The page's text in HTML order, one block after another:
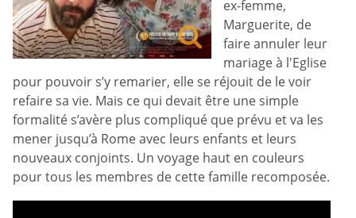
ex-femme,
Marguerite, de
faire annuler leur
mariage à l'Eglise
pour pouvoir s’y remarier, elle se réjouit de le voir
refaire sa vie. Mais ce qui devait être une simple
formalité s’avère plus compliqué que prévu et va les
mener jusqu’à Rome avec leurs enfants et leurs
nouveaux conjoints. Un voyage haut en couleurs
pour tous les membres de cette famille recomposée.